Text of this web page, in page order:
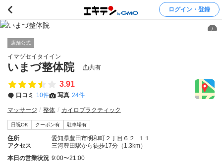
ログイン・登録
/
店舗公式
イマヅセイタイイン
いまづ整体院 共有
3.91
口コミ 10件 写真 24件
マッサージ 整体 カイロプラクティック
日祝OK クーポン有 駐車場有
住所
愛知県豊田市明和町２丁目６２−１１
アクセス
三河豊田駅から徒歩17分（1.3km）
本日の営業状況 9:00〜21:00